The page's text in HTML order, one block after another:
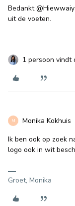
Bedankt@Hiewwaiy
uit de voeten.
1 persoon vindt
M Monika Kokhuis
Ik ben ook op zoek
logo ook in wit
Groet, Monika